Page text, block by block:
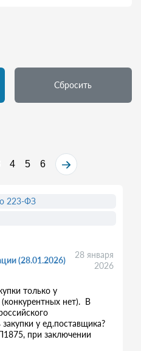
Сбросить
4 5 6
(28.01.2026)
28 января
2026
только у
нет). В
у ед.поставщика?
при заключении
223-ФЗ